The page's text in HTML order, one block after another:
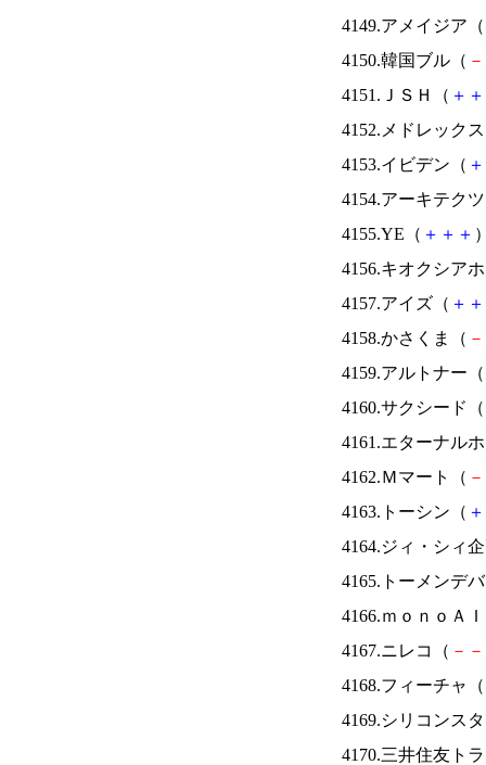
4149.アメイジア（
4150.韓国ブル（ －
4151.ＪＳＨ（ ＋ ＋
4152.メドレック
4153.イビデン（ ＋
4154.アーキテク
4155.YE（ ＋ ＋ ＋
4156.キオクシア
4157.アイズ（ ＋ ＋
4158.かさくま（ －
4159.アルトナー（
4160.サクシード（
4161.エターナル
4162.Ｍマート（ －
4163.トーシン（ ＋
4164.ジィ・シィ
4165.トーメンデ
4166.ｍｏｎｏＡ
4167.ニレコ（ － －
4168.フィーチャ（
4169.シリコンス
4170.三井住友ト